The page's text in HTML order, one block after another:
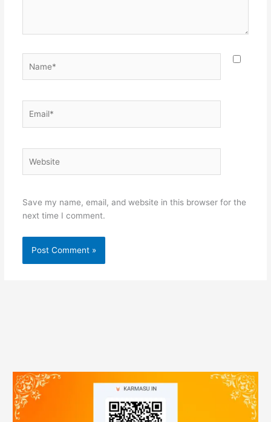
Save my name, email, and website in this browser for the
next time I comment.